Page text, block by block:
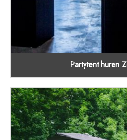
Partytent huren